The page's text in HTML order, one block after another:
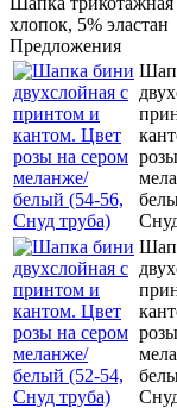
хлопок, 5% эластан
Предложения